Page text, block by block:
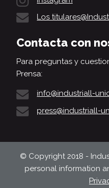
Los
Contacta con
Para preguntas y
Prensa:
info@industriall-
press@industriall-
© Copyright 2018 -
personal information